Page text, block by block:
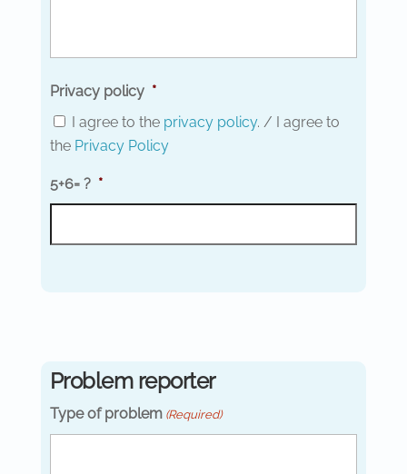
Privacy policy *
I agree to the privacy policy. / I agree to
the Privacy Policy
5+6= ? *
Problem reporter
Type of problem (Required)